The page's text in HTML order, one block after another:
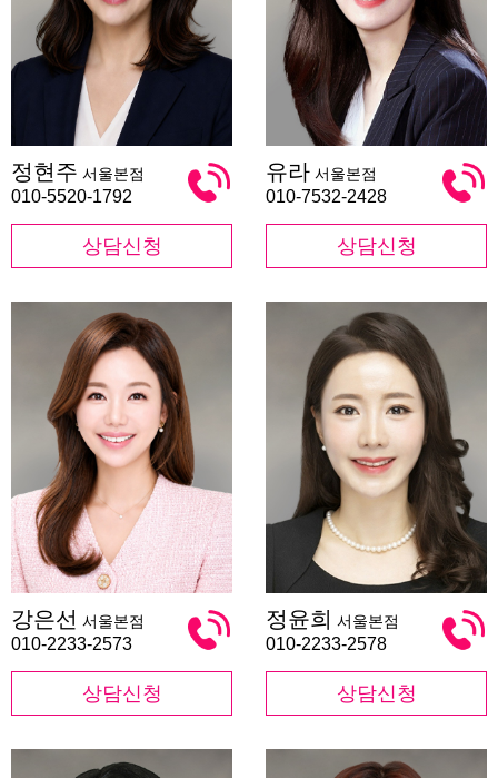
현
주
정현주 서울본점
010-5520-1792
상담신청
라
유라 서울본점
010-7532-2428
상담신청
은
선
강은선 서울본점
010-2233-2573
상담신청
윤
희
정윤희 서울본점
010-2233-2578
상담신청